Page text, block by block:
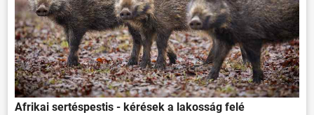
ÜGYINTÉZÉS
KÖZÖSSÉG
HÍREK
VÁLASZTÁSOK
Afrikai sertéspestis - kérések a lakosság felé